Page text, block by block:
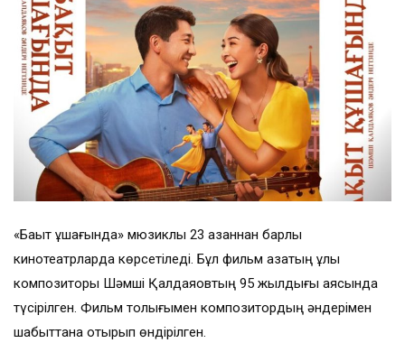
«Бақыт құшағында» мюзиклы 23 қазаннан барлық
кинотеатрларда көрсетіледі. Бұл фильм қазақтың ұлы
композиторы Шәмші Қалдаяқовтың 95 жылдығы аясында
түсірілген. Фильм толығымен композитордың әндерімен
шабыттана отырып өндірілген.